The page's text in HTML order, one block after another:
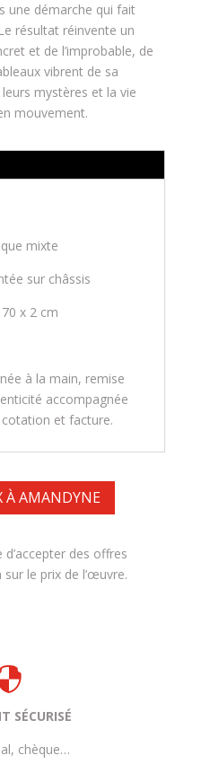
une démarche qui fait
résultat réinvente un
et de l’improbable, de
vibrent de sa
mystères et la vie
mouvement.
mixte
sur châssis
x 2 cm
à la main, remise
accompagnée
et facture.
À AMANDYNE
des offres
sur le prix de l’œuvre.
SÉCURISÉ
chèque…